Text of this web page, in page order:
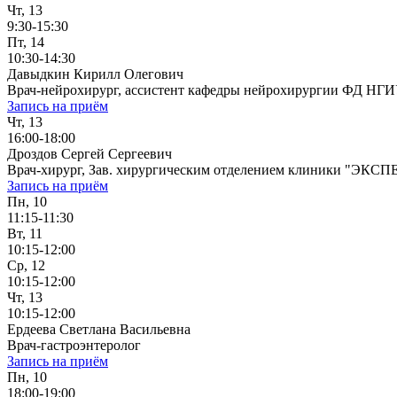
Чт, 13
9:30-15:30
Пт, 14
10:30-14:30
Давыдкин Кирилл Олегович
Врач-нейрохирург, ассистент кафедры нейрохирургии ФД
Запись на приём
Чт, 13
16:00-18:00
Дроздов Сергей Сергеевич
Врач-хирург, Зав. хирургическим отделением клиники
Запись на приём
Пн, 10
11:15-11:30
Вт, 11
10:15-12:00
Ср, 12
10:15-12:00
Чт, 13
10:15-12:00
Ердеева Светлана Васильевна
Врач-гастроэнтеролог
Запись на приём
Пн, 10
18:00-19:00